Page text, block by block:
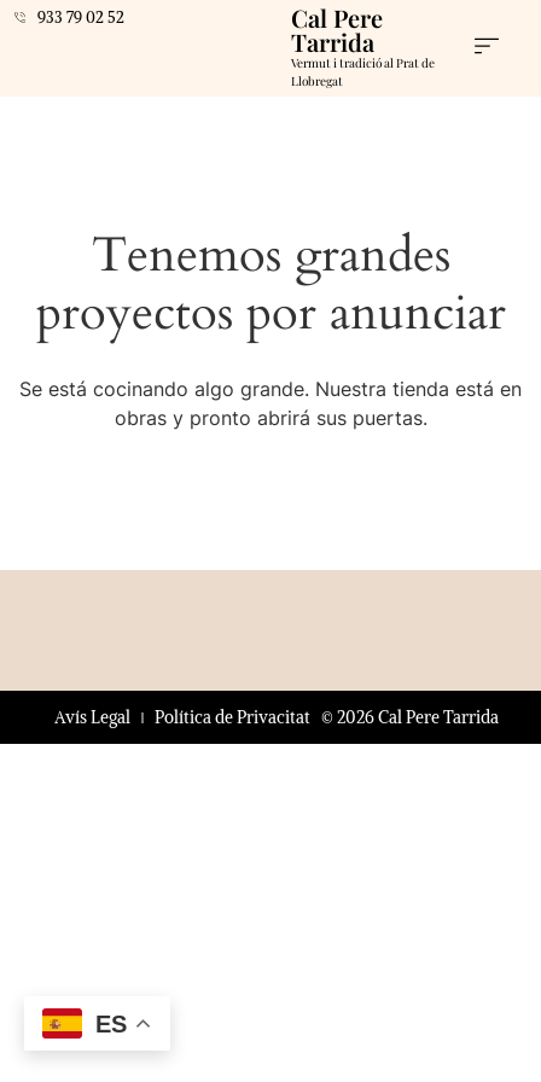
933 79 02 52 Cal Pere
Tarrida
Vermut i tradició al Prat de
Llobregat
Tenemos grandes
proyectos por anunciar
Se está cocinando algo grande. Nuestra tienda está en
obras y pronto abrirá sus puertas.
© 2026 Cal Pere Tarrida
Avís Legal Política de Privacitat
ES